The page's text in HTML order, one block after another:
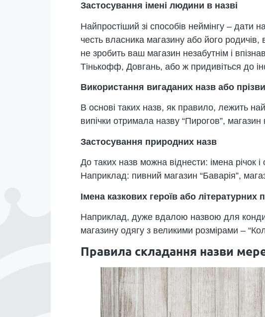
Застосування імені людини в назві
Найпростіший зі способів неймінгу – дати
честь власника магазину або його
не зробить ваш магазин незабутнім і
Тінькофф, Довгань, або ж придивіться до
Використання вигаданих назв або
В основі таких назв, як правило, лежить
випічки отримала назву “Пирогов”,
Застосування природних назв
До таких назв можна віднести: імена річок і
Наприклад: пивний магазин “Баварія”,
Імена казкових героїв або літературних
Наприклад, дуже вдалою назвою для
магазину одягу з великими розмірами –
Правила складання назви